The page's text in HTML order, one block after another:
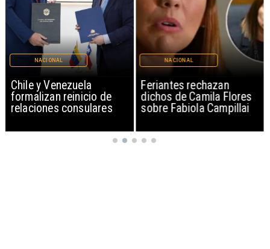
Chile y Venezuela
formalizan reinicio de
relaciones consulares
NACIONAL
Feriantes rechazan
dichos de Camila Flores
sobre Fabiola Campillai
NACIONAL